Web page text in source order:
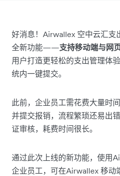
好消息！Airwallex 空中云汇支
全新功能——支持移动端与网
用户打造更轻松的支出管理体
统内一键提交。
此前，企业员工需花费大量时
并提交报销，流程繁琐还易出
证审核，耗费时间很长。
通过此次上线的新功能，使用
企业员工，可在Airwallex 移动